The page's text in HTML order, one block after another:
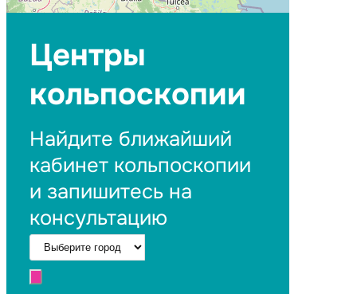
Центры
кольпоскопии
Найдите ближайший
кабинет кольпоскопии
и запишитесь на
консультацию